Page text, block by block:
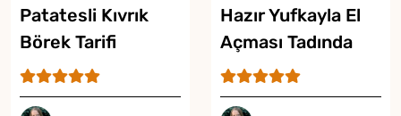
Patatesli Kıvrık
Börek Tarifi
Hazır Yufkayla El
Açması Tadında
Çıtır Börek Tarifi